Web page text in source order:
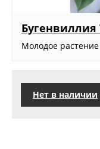
Бугенвиллия
Молодое растение
Нет в наличии